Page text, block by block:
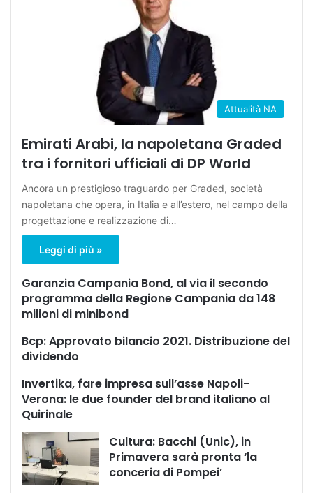
Attualità NA
Emirati Arabi, la napoletana Graded
tra i fornitori ufficiali di DP World
Ancora un prestigioso traguardo per Graded, società
napoletana che opera, in Italia e all’estero, nel campo della
progettazione e realizzazione di…
Leggi di più »
Garanzia Campania Bond, al via il secondo
programma della Regione Campania da 148
milioni di minibond
Bcp: Approvato bilancio 2021. Distribuzione del
dividendo
Invertika, fare impresa sull’asse Napoli-
Verona: le due founder del brand italiano al
Quirinale
Cultura: Bacchi (Unic), in
Primavera sarà pronta ‘la
conceria di Pompei’